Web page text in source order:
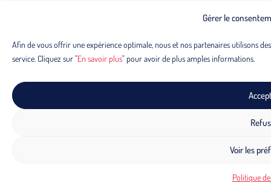
Gérer le
Afin de vous offrir une expérience optimale, nous et nos partenaires utilisons
service. Cliquez sur "En savoir plus" pour avoir de plus amples informations.
Voir les
Politique